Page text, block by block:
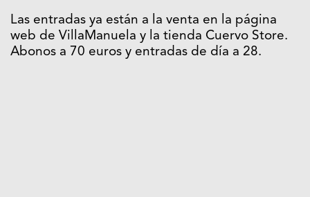
Las entradas ya están a la venta en la página
web de VillaManuela y la tienda Cuervo Store.
Abonos a 70 euros y entradas de día a 28.